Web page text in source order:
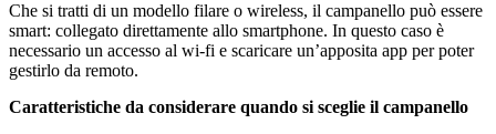
Che si tratti di un modello filare o wireless, il campanello può essere
smart: collegato direttamente allo smartphone. In questo caso è
necessario un accesso al wi-fi e scaricare un’apposita app per poter
gestirlo da remoto.
Caratteristiche da considerare quando si sceglie il campanello